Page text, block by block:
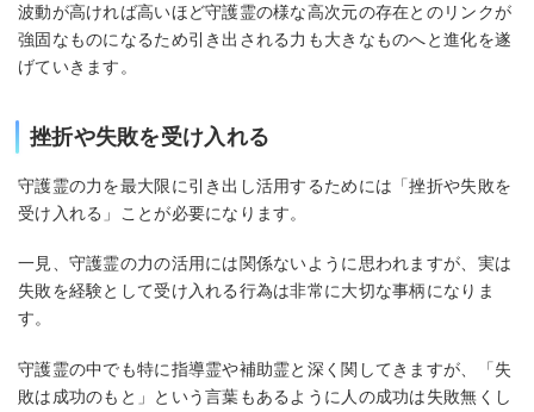
波動が高ければ高いほど守護霊の様な高次元の存在とのリンクが
強固なものになるため引き出される力も大きなものへと進化を遂
げていきます。
挫折や失敗を受け入れる
守護霊の力を最大限に引き出し活用するためには「挫折や失敗を
受け入れる」ことが必要になります。
一見、守護霊の力の活用には関係ないように思われますが、実は
失敗を経験として受け入れる行為は非常に大切な事柄になりま
す。
守護霊の中でも特に指導霊や補助霊と深く関してきますが、「失
敗は成功のもと」という言葉もあるように人の成功は失敗無くし